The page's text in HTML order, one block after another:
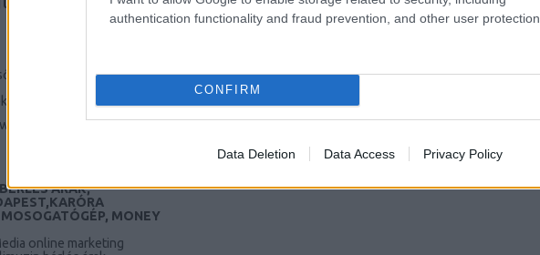
authentication functionality and fraud prevention, and other user protection.
CONFIRM
Data Deletion Data Access Privacy Policy
ügynökség,
autó, Iphone 11,
agency
ÁRAK,
MONEY
online marketing